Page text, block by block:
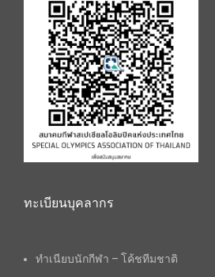
ทะเบียนบุคลากร
ทำเนียบนักกีฬา – โค้ชทีมชาติ